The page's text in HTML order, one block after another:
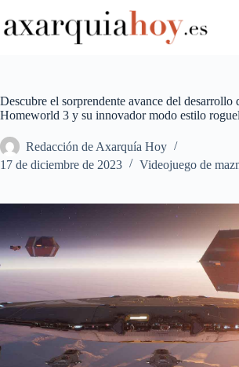
al
contenido
Descubre el sorprendente avance del desarrollo
Homeworld 3 y su innovador modo estilo
Redacción de Axarquía Hoy
17 de diciembre de 2023
Videojuego de